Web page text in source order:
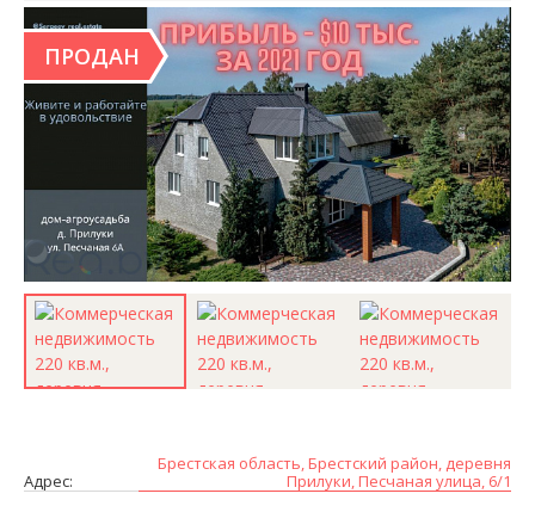
ПРОДАН
Адрес:
Брестская область, Брестский район, деревня
Прилуки, Песчаная улица, 6/1